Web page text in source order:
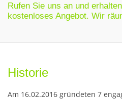
Rufen Sie uns an und
kostenloses Angebot. Wir
Historie
Am 16.02.2016 gründeten 7